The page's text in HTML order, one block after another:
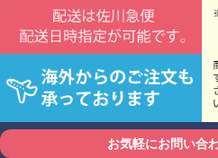
お気軽にお問い合